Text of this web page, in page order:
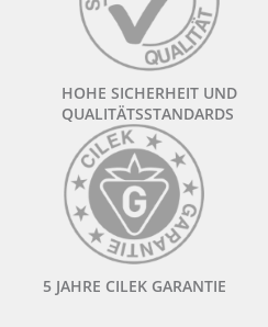
HOHE SICHERHEIT UND
QUALITÄTSSTANDARDS
5 JAHRE CILEK GARANTIE